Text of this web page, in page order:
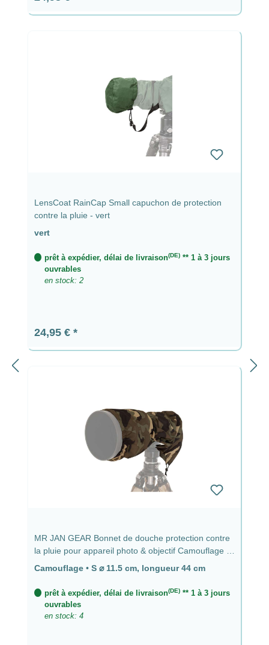
LensCoat RainCap Small capuchon de protection
contre la pluie - vert
vert
prêt à expédier, délai de livraison(DE)** 1 à 3 jours
ouvrables
en stock: 2
Prix régulier :
24,95 €
MR JAN GEAR Bonnet de douche protection contre
la pluie pour appareil photo & objectif Camouflage -
⌀ 11,5 cm, longueur 44 cm
Camouflage • S ⌀ 11.5 cm, longueur 44 cm
prêt à expédier, délai de livraison(DE)** 1 à 3 jours
ouvrables
en stock: 4